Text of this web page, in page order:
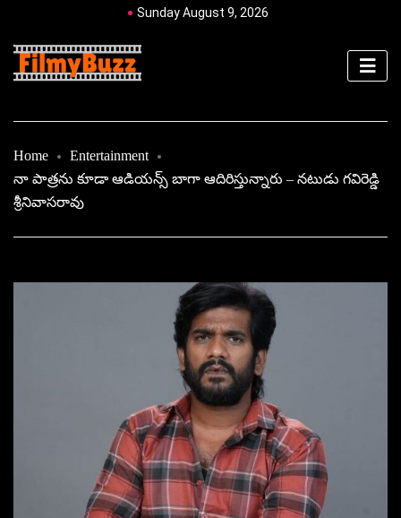
Sunday August 9, 2026
Home
Entertainment
నా పాత్రను కూడా ఆడియన్స్‌ బాగా ఆదిరిస్తున్నారు – నటుడు గవిరెడ్డి
శ్రీనివాసరావు